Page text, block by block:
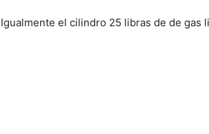
Igualmente el cilindro 25 libras de de gas